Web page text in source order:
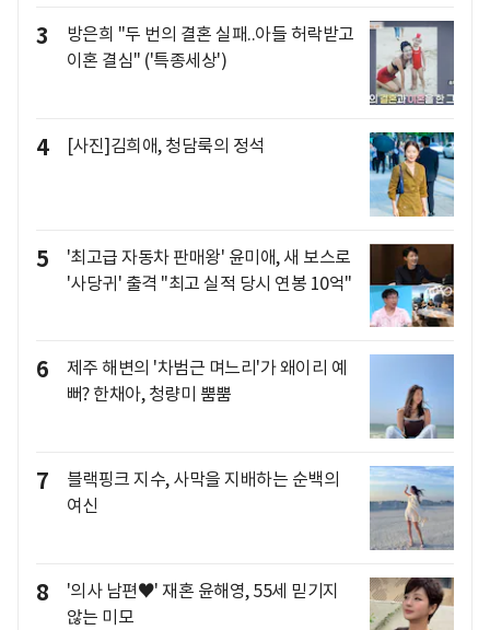
3
방은희 "두 번의 결혼 실패..아들 허락받고
이혼 결심" ('특종세상')
4 [사진]김희애, 청담룩의 정석
5
'최고급 자동차 판매왕' 윤미애, 새 보스로
'사당귀' 출격 "최고 실적 당시 연봉 10억"
6
제주 해변의 '차범근 며느리'가 왜이리 예
뻐? 한채아, 청량미 뿜뿜
7
블랙핑크 지수, 사막을 지배하는 순백의
여신
8
'의사 남편♥' 재혼 윤해영, 55세 믿기지
않는 미모